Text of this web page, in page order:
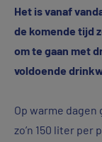
Het is vanaf
de komende tijd
om te gaan met
voldoende
Op warme
zo’n 150 liter per